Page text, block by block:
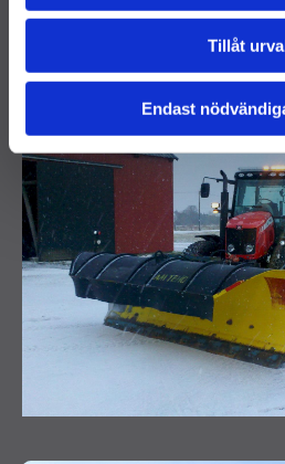
Tillåt
Endast